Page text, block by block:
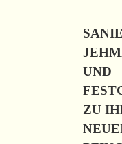
UND
ZU